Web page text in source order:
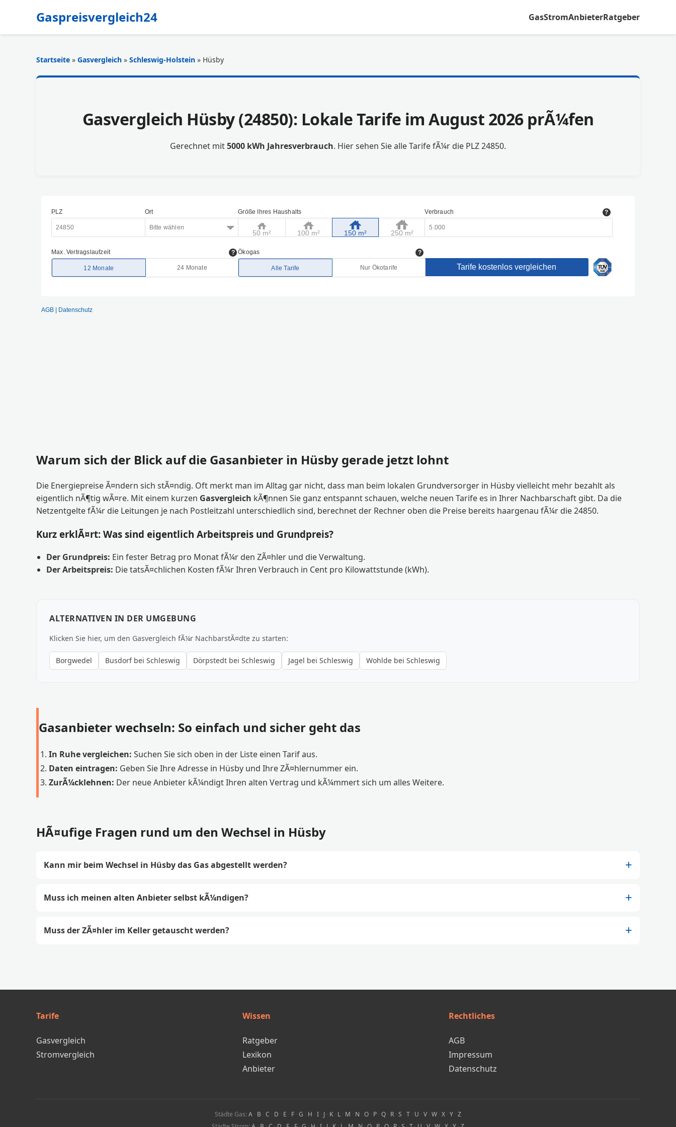
Gaspreisvergleich24 GasStromAnbieterRatgeber
Startseite » Gasvergleich » Schleswig-Holstein » Hüsby
Gasvergleich Hüsby (24850): Lokale Tarife im August 2026 prÃ¼fen
Gerechnet mit5000 kWh Jahresverbrauch. Hier sehen Sie alle Tarife fÃ¼r die PLZ 24850.
Warum sich der Blick auf die Gasanbieter in Hüsby gerade jetzt lohnt
Die Energiepreise Ã¤ndern sich stÃ¤ndig. Oft merkt man im Alltag gar nicht, dass man beim lokalen Grundversorger in Hüsby vielleicht mehr bezahlt als
eigentlich nÃ¶tig wÃ¤re. Mit einem kurzen Gasvergleich kÃ¶nnen Sie ganz entspannt schauen, welche neuen Tarife es in Ihrer Nachbarschaft gibt. Da die
Netzentgelte fÃ¼r die Leitungen je nach Postleitzahl unterschiedlich sind, berechnet der Rechner oben die Preise bereits haargenau fÃ¼r die 24850.
Kurz erklÃ¤rt: Was sind eigentlich Arbeitspreis und Grundpreis?
Der Grundpreis: Ein fester Betrag pro Monat fÃ¼r den ZÃ¤hler und die Verwaltung.
Der Arbeitspreis: Die tatsÃ¤chlichen Kosten fÃ¼r Ihren Verbrauch in Cent pro Kilowattstunde (kWh).
ALTERNATIVEN IN DER UMGEBUNG
Klicken Sie hier, um den Gasvergleich fÃ¼r NachbarstÃ¤dte zu starten:
Borgwedel Busdorf bei Schleswig Dörpstedt bei Schleswig Jagel bei Schleswig Wohlde bei Schleswig
Gasanbieter wechseln: So einfach und sicher geht das
In Ruhe vergleichen: Suchen Sie sich oben in der Liste einen Tarif aus.
Daten eintragen: Geben Sie Ihre Adresse in Hüsby und Ihre ZÃ¤hlernummer ein.
ZurÃ¼cklehnen: Der neue Anbieter kÃ¼ndigt Ihren alten Vertrag und kÃ¼mmert sich um alles Weitere.
HÃ¤ufige Fragen rund um den Wechsel in Hüsby
Kann mir beim Wechsel in Hüsby das Gas abgestellt werden?
Muss ich meinen alten Anbieter selbst kÃ¼ndigen?
Muss der ZÃ¤hler im Keller getauscht werden?
Tarife
Gasvergleich
Stromvergleich
Wissen
Ratgeber
Lexikon
Anbieter
Rechtliches
AGB
Impressum
Datenschutz
Städte Gas: A · B · C · D · E · F · G · H · I · J · K · L · M · N · O · P · Q · R · S · T · U · V · W · X · Y · Z